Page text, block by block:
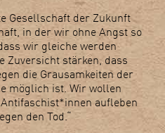
Gesellschaft der Zukunft
in der wir ohne Angst so
wir gleiche werden
Zuversicht stärken, dass
die Grausamkeiten der
möglich ist. Wir wollen
aufleben
den Tod.“